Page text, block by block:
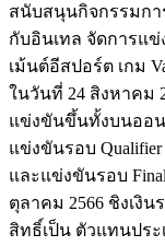
สนับสนุนกิจกรรมกา
กับอินเทล จัดการแข่ง
เม้นต์อีสปอร์ต เกม
ในวันที่ 24 สิงหาคม
แข่งขันขึ้นทั้งบนออ
แข่งขันรอบ
และแข่งขันรอบ
ตุลาคม 2566 ชิงเงิน
สิทธิ์เป็น ตัวแทนประ